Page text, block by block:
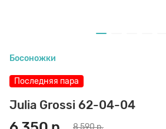
Босоножки
Последняя пара
Julia Grossi 62-04-04
8 590 р.
8 den
Полустельки
Пропитка